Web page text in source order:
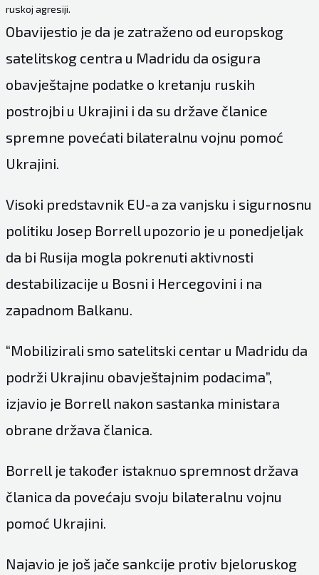
ruskoj agresiji.
Obavijestio je da je zatraženo od europskog
satelitskog centra u Madridu da osigura
obavještajne podatke o kretanju ruskih
postrojbi u Ukrajini i da su države članice
spremne povećati bilateralnu vojnu pomoć
Ukrajini.
Visoki predstavnik EU-a za vanjsku i sigurnosnu
politiku Josep Borrell upozorio je u ponedjeljak
da bi Rusija mogla pokrenuti aktivnosti
destabilizacije u Bosni i Hercegovini i na
zapadnom Balkanu.
“Mobilizirali smo satelitski centar u Madridu da
podrži Ukrajinu obavještajnim podacima”,
izjavio je Borrell nakon sastanka ministara
obrane država članica.
Borrell je također istaknuo spremnost država
članica da povećaju svoju bilateralnu vojnu
pomoć Ukrajini.
Najavio je još jače sankcije protiv bjeloruskog